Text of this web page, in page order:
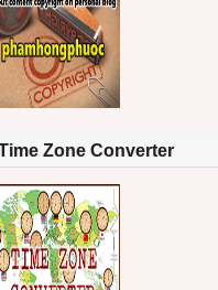
Zone Converter